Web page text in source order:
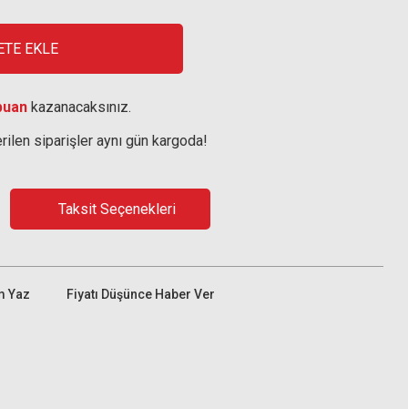
EKLE
kazanacaksınız.
siparişler aynı gün kargoda!
Taksit Seçenekleri
Yaz Fiyatı Düşünce Haber Ver